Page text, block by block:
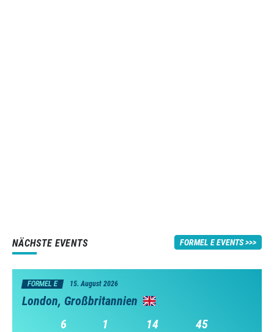
NÄCHSTE EVENTS FORMEL E EVENTS
FORMEL E 15. August 2026
London, Großbritannien
6
1 14 44